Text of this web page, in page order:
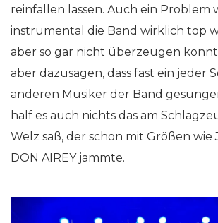
reinfallen lassen. Auch ein Problem
instrumental die Band wirklich top
aber so gar nicht überzeugen
aber dazusagen, dass fast ein jeder
anderen Musiker der Band
half es auch nichts das am
Welz saß, der schon mit Größen wie
DON AIREY jammte.